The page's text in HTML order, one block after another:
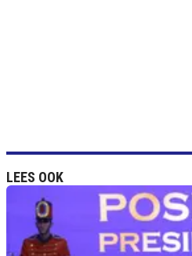
LEES OOK